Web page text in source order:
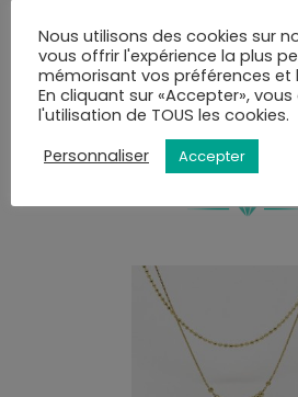
commande.
Vous pourrez choisir le mode de
de la validation du panier.
VOUS AIMEREZ
Nous utilisons des cookies sur
vous offrir l'expérience la plus
mémorisant vos préférences et
En cliquant sur «Accepter»,
l'utilisation de TOUS les cookies.
Personnaliser
Accepter